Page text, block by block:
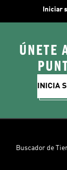
Iniciar
ÚNETE
INICIA
Buscador de